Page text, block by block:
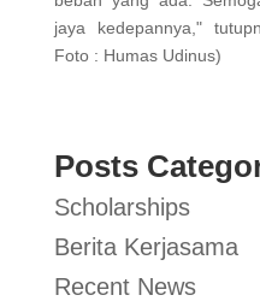
jaya kedepannya,"
Foto : Humas Udinus)
Posts
Scholarships
Berita Kerjasama
Recent News